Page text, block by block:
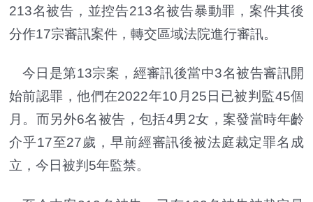
213名被告，並控告213名被告暴動罪，案件其後
分作17宗審訊案件，轉交區域法院進行審訊。
今日是第13宗案，經審訊後當中3名被告審訊開
始前認罪，他們在2022年10月25日已被判監45個
月。而另外6名被告，包括4男2女，案發當時年齡
介乎17至27歲，早前經審訊後被法庭裁定罪名成
立，今日被判5年監禁。